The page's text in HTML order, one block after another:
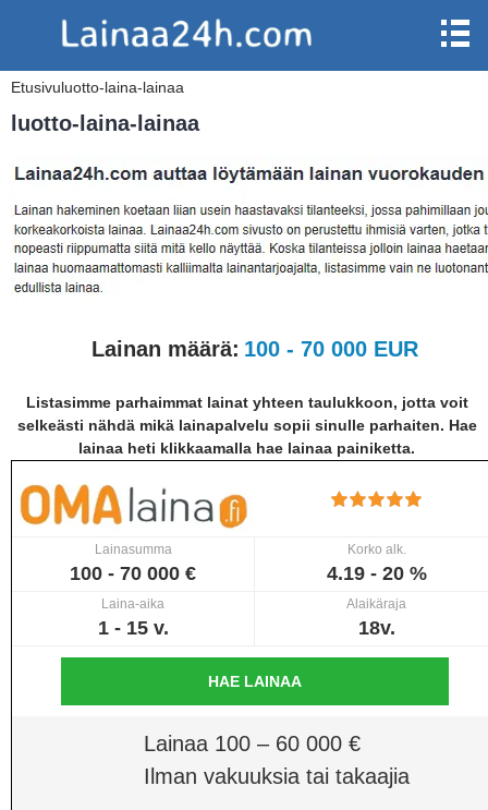
Etusivuluotto-laina-lainaa
luotto-laina-lainaa
Lainan määrä: 100 - 70 000 EUR
Listasimme parhaimmat lainat yhteen taulukkoon, jotta voit
selkeästi nähdä mikä lainapalvelu sopii sinulle parhaiten. Hae
lainaa heti klikkaamalla hae lainaa painiketta.
Lainasumma
100 - 70 000 €
Korko alk.
4.19 - 20 %
Laina-aika
1 - 15 v.
Alaikäraja
18v.
HAE LAINAA
Lainaa 100 – 60 000 €
Ilman vakuuksia tai takaajia